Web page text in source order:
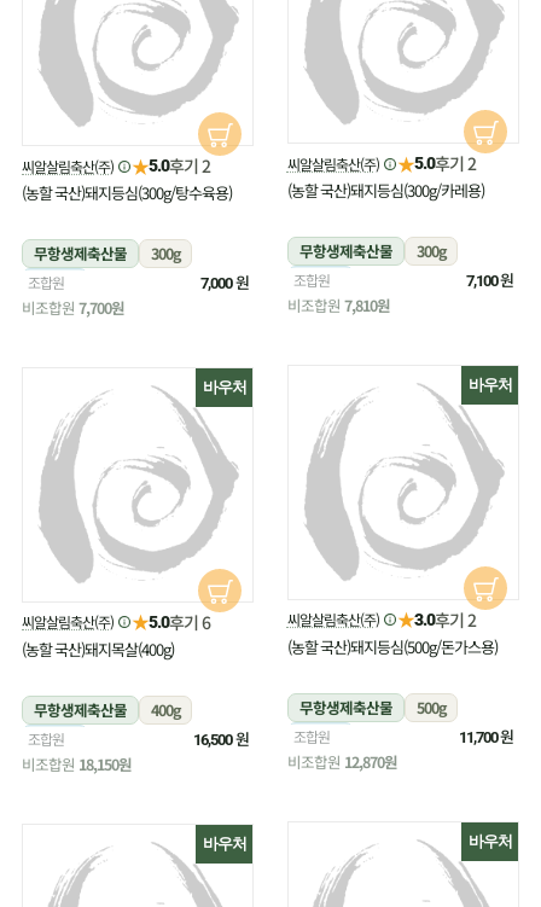
씨알살림축산(주) ★5.0후기 2
(농할 국산)돼지등심(300g/카레용)
무항생제축산물
300g
냉장
조합원 7,100원
비조합원 7,810원
씨알살림축산(주) ★5.0후기 2
(농할 국산)돼지등심(300g/탕수육용)
무항생제축산물
300g
냉장
조합원 7,000원
비조합원 7,700원
바우처
씨알살림축산(주) ★3.0후기 2
(농할 국산)돼지등심(500g/돈가스용)
무항생제축산물
500g
냉장
조합원 11,700원
비조합원 12,870원
바우처
씨알살림축산(주) ★5.0후기 6
(농할 국산)돼지목살(400g)
무항생제축산물
400g
냉장
조합원 16,500원
비조합원 18,150원
바우처
바우처